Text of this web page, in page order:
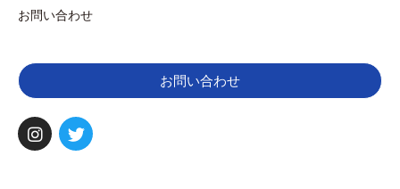
お問い合わせ
お問い合わせ